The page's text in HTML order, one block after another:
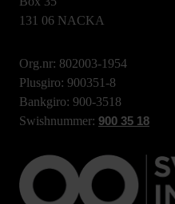
131 06 NACKA
Org.nr: 802003-1954
Plusgiro: 900351-8
Bankgiro: 900-3518
Swishnummer: 900 35 18